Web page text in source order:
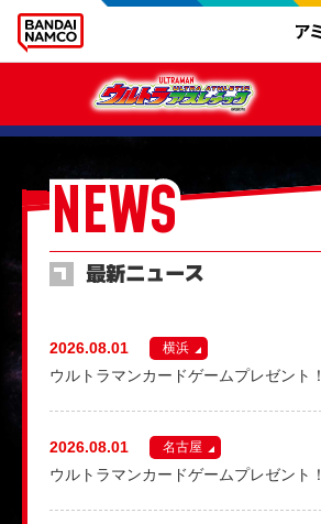
NEWS
最新ニュース
2026.08.01
ウルトラマンカードゲームプレゼント！
横浜
2026.08.01
ウルトラマンカードゲームプレゼント！
名古屋